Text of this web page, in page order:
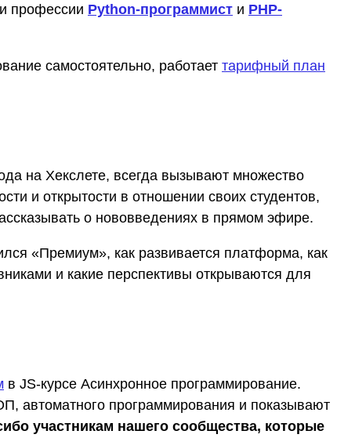
профессии Python-программист и PHP-
самостоятельно, работает тарифный план
на Хекслете, всегда вызывают множество
и открытости в отношении своих студентов,
о нововведениях в прямом эфире.
«Премиум», как развивается платформа, как
и какие перспективы открываются для
в JS-курсе Асинхронное программирование.
автоматного программирования и показывают
участникам нашего сообщества, которые